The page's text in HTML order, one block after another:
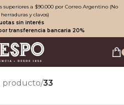
a $90.000 por Correo Argentino (No
y clavos)
sin interés
transferencia bancaria 20%
producto/33